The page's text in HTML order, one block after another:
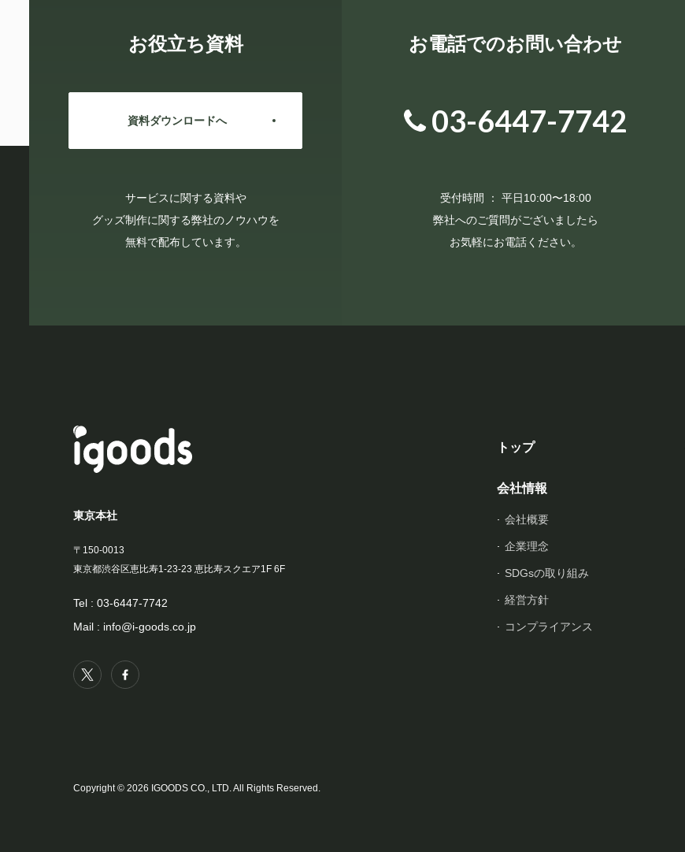
お役立ち資料
資料ダウンロードへ
サービスに関する資料や
グッズ制作に関する弊社のノウハウを
無料で配布しています。
お電話でのお問い合わせ
03-6447-7742
受付時間 ： 平日10:00〜18:00
弊社へのご質問がございましたら
お気軽にお電話ください。
トップ
会社情報
会社概要
企業理念
SDGsの取り組み
経営方針
コンプライアンス
東京本社
〒150-0013
東京都渋谷区恵比寿1-23-23 恵比寿スクエア1F 6F
Tel :03-6447-7742
Mail : info@i-goods.co.jp
Copyright © 2026 IGOODS CO., LTD. All Rights Reserved.